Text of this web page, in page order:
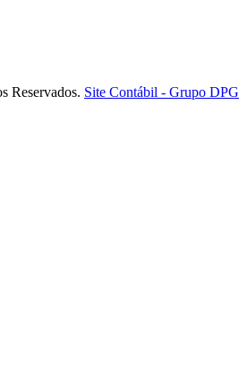
Reservados. Site Contábil - Grupo DPG